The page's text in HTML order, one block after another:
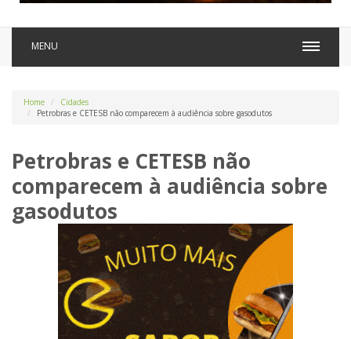
MENU
Home
Cidades
Petrobras e CETESB não comparecem à audiência sobre gasodutos
Petrobras e CETESB não
comparecem à audiência sobre
gasodutos